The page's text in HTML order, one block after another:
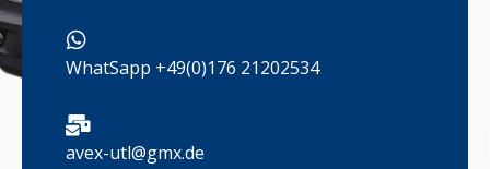
WhatSapp +49(0)176 21202534
avex-utl@gmx.de